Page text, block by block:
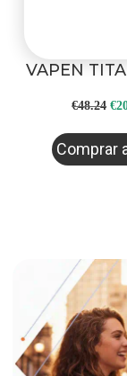
VAPEN
€48.24 €
Comprar